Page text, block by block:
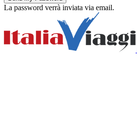
La password verrà inviata via email.